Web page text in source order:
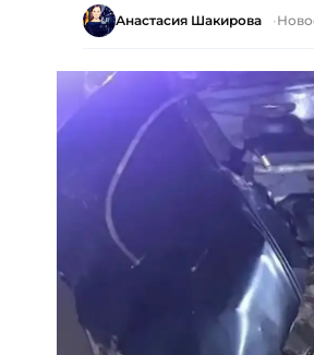
Анастасия Шакирова